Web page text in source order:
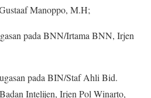
Manoppo, M.H;
pada BNN/Irtama BNN, Irjen
pada BIN/Staf Ahli Bid.
Intelijen, Irjen Pol Winarto,